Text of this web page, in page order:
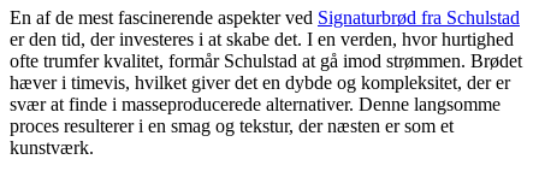
En af de mest fascinerende aspekter ved Signaturbrød fra Schulstad
er den tid, der investeres i at skabe det. I en verden, hvor hurtighed
ofte trumfer kvalitet, formår Schulstad at gå imod strømmen. Brødet
hæver i timevis, hvilket giver det en dybde og kompleksitet, der er
svær at finde i masseproducerede alternativer. Denne langsomme
proces resulterer i en smag og tekstur, der næsten er som et
kunstværk.